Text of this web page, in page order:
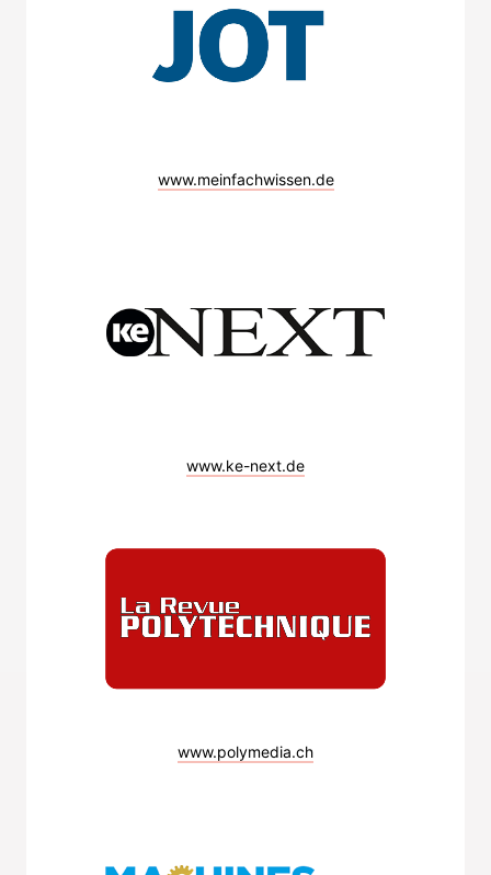
www.meinfachwissen.de
www.ke-next.de
www.polymedia.ch